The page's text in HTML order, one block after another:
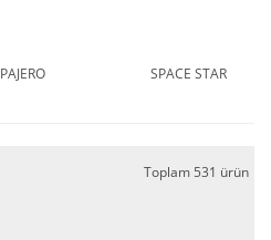
PAJERO SPACE STAR
Toplam 531 ürün